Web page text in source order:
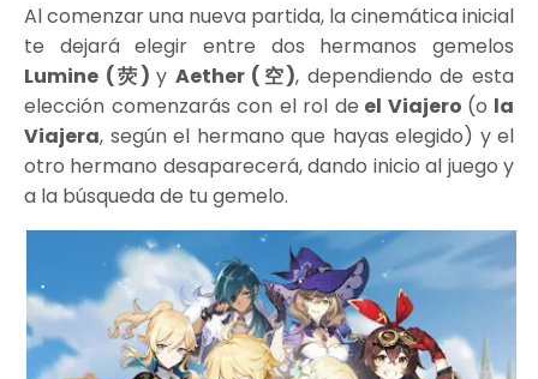
Al comenzar una nueva partida, la cinemática inicial
te dejará elegir entre dos hermanos gemelos
Lumine (荧)y Aether (空), dependiendo de esta
elección comenzarás con el rol de el Viajero (o la
Viajera, según el hermano que hayas elegido) y el
otro hermano desaparecerá, dando inicio al juego y
a la búsqueda de tu gemelo.